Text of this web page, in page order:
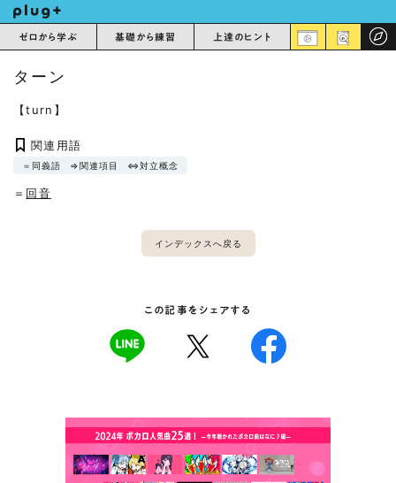
ゼロから学ぶ 基礎から練習 上達のヒント
ターン
【turn】
関連用語
＝同義語 ⇒関連項目 ⇔対立概念
＝ 回音
インデックスへ戻る
この記事をシェアする